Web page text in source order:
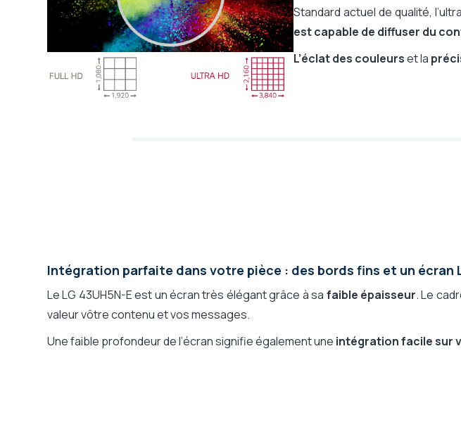
Standard actuel de qualité,
est capable de diffuser du
L’éclat des couleurset la
Intégration parfaite dans votre pièce : des bords fins et un écran
Le LG 43UH5N-E est un écran très élégant grâce à sa faible épaisseur. Le
valeur vôtre contenu et vos messages.
Une faible profondeur de l’écran signifie également une intégration facile sur